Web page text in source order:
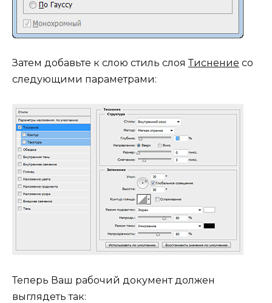
Затем добавьте к слою стиль слояТиснение со
следующими параметрами:
Теперь Ваш рабочий документ должен
выглядеть так: